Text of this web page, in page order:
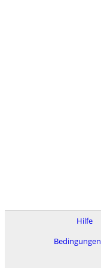
Hilfe
Bedingungen